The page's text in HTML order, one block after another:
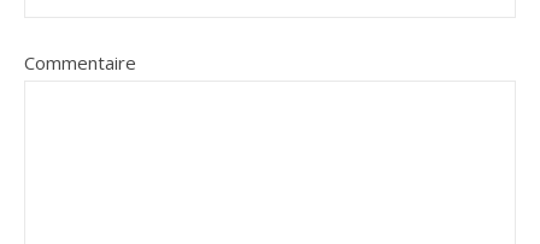
Commentaire